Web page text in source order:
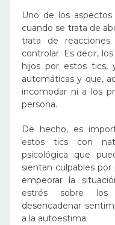
Uno de los
cuando se trata de
trata de
controlar. Es decir,
hijos por estos tics,
automáticas y que,
incomodar ni a los
persona.
De hecho, es
estos tics con
psicológica que
sientan culpables
empeorar la
estrés sobre
desencadenar
a la autoestima.